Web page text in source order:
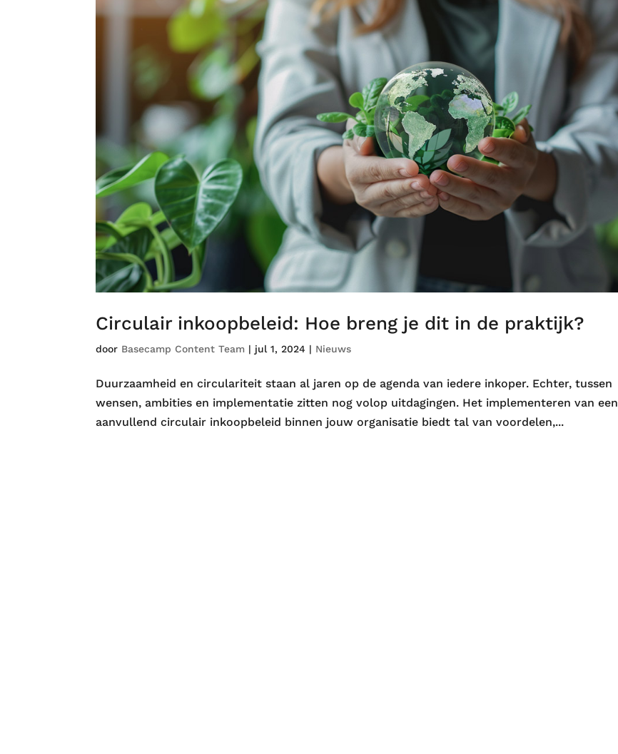
Circulair inkoopbeleid: Hoe breng je dit in de praktijk?
door Basecamp Content Team | jul 1, 2024 | Nieuws
Duurzaamheid en circulariteit staan al jaren op de agenda van iedere inkoper. Echter, tussen
wensen, ambities en implementatie zitten nog volop uitdagingen. Het implementeren van een
aanvullend circulair inkoopbeleid binnen jouw organisatie biedt tal van voordelen,...